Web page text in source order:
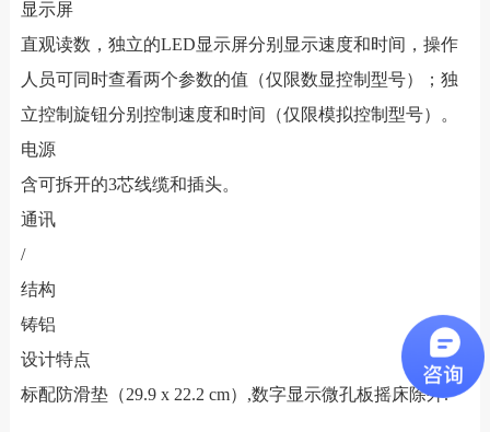
显示屏
直观读数，独立的LED显示屏分别显示速度和时间，操作
人员可同时查看两个参数的值（仅限数显控制型号）；独
立控制旋钮分别控制速度和时间（仅限模拟控制型号）。
电源
含可拆开的3芯线缆和插头。
通讯
/
结构
铸铝
设计特点
标配防滑垫（29.9 x 22.2 cm）,数字显示微孔板摇床除外.